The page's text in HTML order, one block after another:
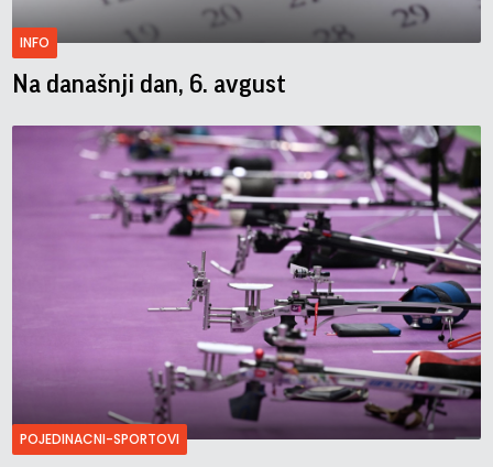
INFO
Na današnji dan, 6. avgust
POJEDINACNI-SPORTOVI